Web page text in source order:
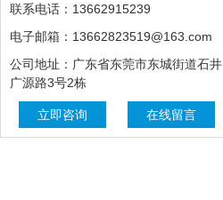
联系电话：13662915239
电子邮箱：13662823519@163.com
公司地址：广东省东莞市东城街道石井
广源路3号2栋
立即咨询 在线留言